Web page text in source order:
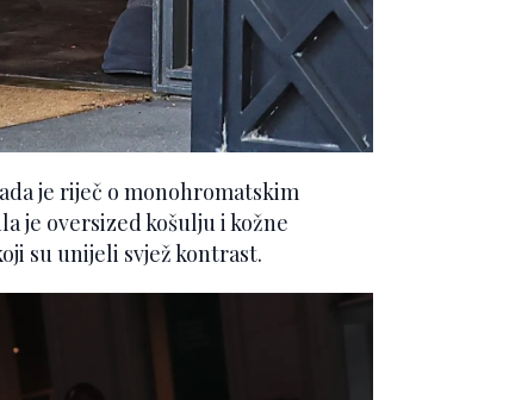
je riječ o monohromatskim
je oversized košulju i kožne
su unijeli svjež kontrast.